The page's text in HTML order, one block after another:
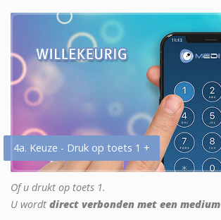
4a. Keuze - Druk op toets 1 +
Of u drukt op toets 1.
U wordt direct verbonden met een medium